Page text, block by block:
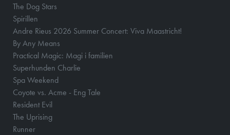
The Dog Stars
Spirillen
Andre Rieus 2026 Summer Concert: Viva Maastricht!
By Any Means
Practical Magic: Magi i familien
Superhunden Charlie
Spa Weekend
Coyote vs. Acme - Eng Tale
Resident Evil
The Uprising
Runner